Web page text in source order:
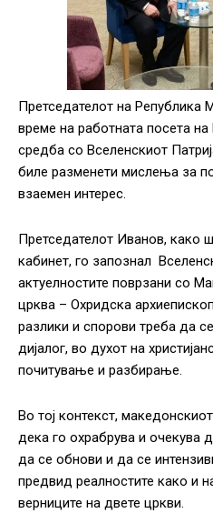
Претседателот на Република
време на работната посета
средба со Вселенскиот
биле разменети мислења за
взаемен интерес‎.
Претседателот Иванов, како
кабинет, го запознал
актуелностите поврзани со
црква – Охридска
разлики и спорови треба да
дијалог, во духот на
почитување и разбирање.
Во тој контекст,
дека го охрабрува и
да се обнови и да се
предвид реалностите како и
верниците на двете цркви.